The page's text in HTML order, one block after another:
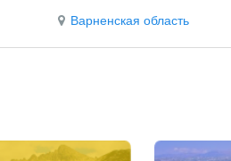
Варненская область